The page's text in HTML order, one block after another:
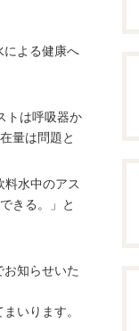
による健康へ
トは呼吸器か
量は問題と
料水中のアス
きる。」と
知らせいた
いります。